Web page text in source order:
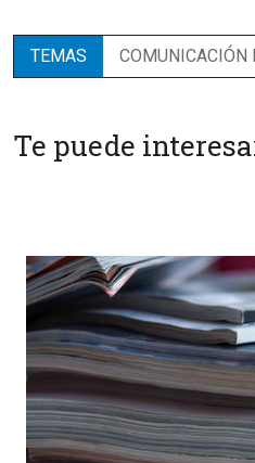
TEMAS COMUNICACIÓN
Te puede